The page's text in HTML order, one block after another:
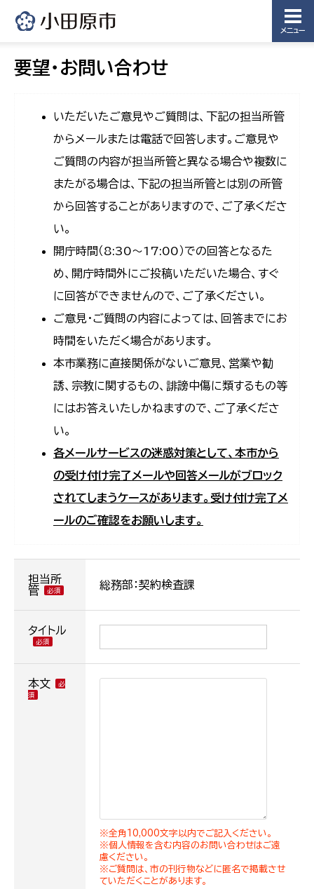
メニュー
要望・お問い合わせ
いただいたご意見やご質問は、下記の担当所管
からメールまたは電話で回答します。ご意見や
ご質問の内容が担当所管と異なる場合や複数に
またがる場合は、下記の担当所管とは別の所管
から回答することがありますので、ご了承くださ
い。
開庁時間（8:30〜17:00）での回答となるた
め、開庁時間外にご投稿いただいた場合、すぐ
に回答ができませんので、ご了承ください。
ご意見・ご質問の内容によっては、回答までにお
時間をいただく場合があります。
本市業務に直接関係がないご意見、営業や勧
誘、宗教に関するもの、誹謗中傷に類するもの等
にはお答えいたしかねますので、ご了承くださ
い。
各メールサービスの迷惑対策として、本市から
の受け付け完了メールや回答メールがブロック
されてしまうケースがあります。受け付け完了メ
ールのご確認をお願いします。
担当所
管
総務部：契約検査課
タイトル
本文
※全角10,000文字以内でご記入ください。
※個人情報を含む内容のお問い合わせはご遠
慮ください。
※ご質問は、市の刊行物などに匿名で掲載させ
ていただくことがあります。